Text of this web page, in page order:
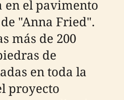
el pavimento
"Anna Fried".
más de 200
de
en toda la
proyecto